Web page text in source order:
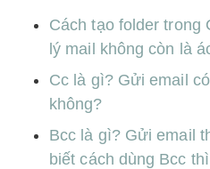
Cách tạo folder trong
lý mail không còn là
Cc là gì? Gửi email
không?
Bcc là gì? Gửi email
biết cách dùng Bcc